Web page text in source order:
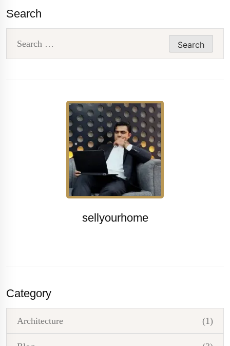
Search
Search
for:
sellyourhome
Category
Architecture (1)